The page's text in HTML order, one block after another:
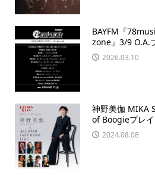
BAYFM『
zone』3/9 O.A.
2026.03.10
神野美伽 MIKA
of Boogieプレ
2024.08.08